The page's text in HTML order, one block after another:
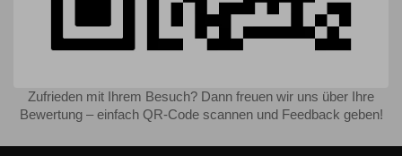
Zufrieden mit Ihrem Besuch? Dann freuen wir uns über Ihre
Bewertung – einfach QR-Code scannen und Feedback geben!